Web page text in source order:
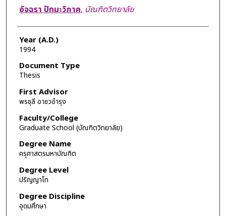
Author
อัจฉรา ปัทมะวิภาค, บัณฑิตวิทยาลัย
Year (A.D.)
1994
Document Type
Thesis
First Advisor
พรชุลี อาชวอำรุง
Faculty/College
Graduate School (บัณฑิตวิทยาลัย)
Degree Name
ครุศาสตรมหาบัณฑิต
Degree Level
ปริญญาโท
Degree Discipline
อุดมศึกษา